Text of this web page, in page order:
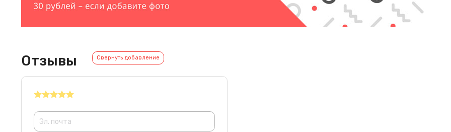
Отзывы Свернуть добавление